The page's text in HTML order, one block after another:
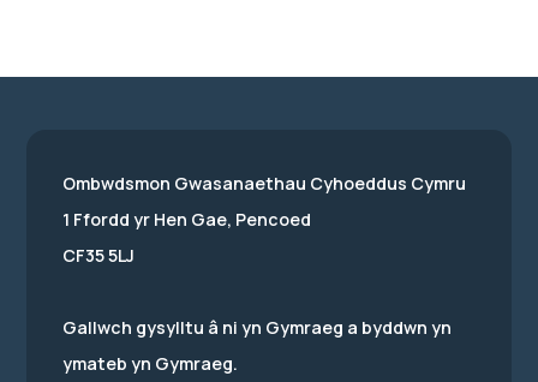
Ombwdsmon Gwasanaethau Cyhoeddus Cymru
1 Ffordd yr Hen Gae, Pencoed
CF35 5LJ
Gallwch gysylltu â ni yn Gymraeg a byddwn yn
ymateb yn Gymraeg.